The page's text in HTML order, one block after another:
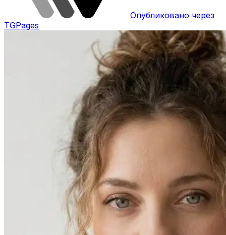
Опубликовано через
TGPages